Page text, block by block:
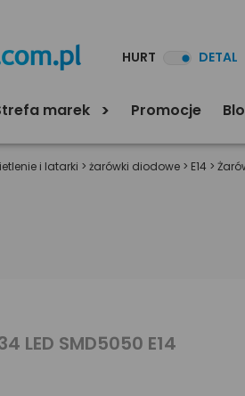
HURT DETAL
marek Promocje
i latarki > żarówki diodowe > E14 >
LED SMD5050 E14